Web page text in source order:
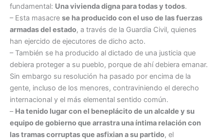
fundamental: Una vivienda digna para todas y todos.
– Esta masacre se ha producido con el uso de las fuerzas
armadas del estado, a través de la Guardia Civil, quienes
han ejercido de ejecutores de dicho acto.
– También se ha producido al dictado de una justicia que
debiera proteger a su pueblo, porque de ahí debiera emanar.
Sin embargo su resolución ha pasado por encima de la
gente, incluso de los menores, contraviniendo el derecho
internacional y el más elemental sentido común.
– Ha tenido lugar con el beneplácito de un alcalde y su
equipo de gobierno que arrastra una íntima relación con
las tramas corruptas que asfixian a su partido, el